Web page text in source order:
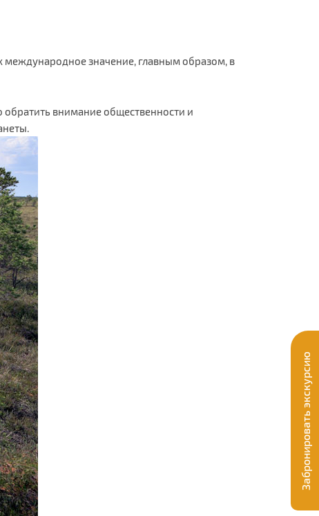
международное значение, главным образом, в
внимание общественности и
Забронировать экскурсию